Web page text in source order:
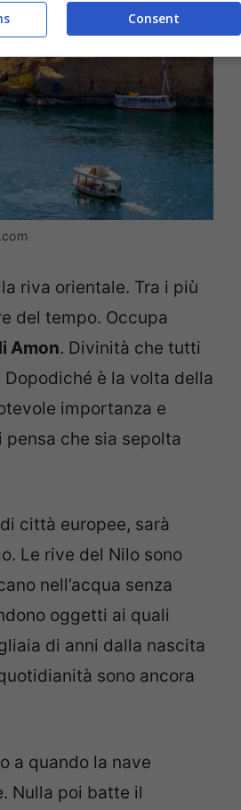
riva orientale. Tra i più
del tempo. Occupa
Amon. Divinità che tutti
Dopodiché è la volta della
importanza e
pensa che sia sepolta
città europee, sarà
Le rive del Nilo sono
nell’acqua senza
oggetti ai quali
di anni dalla nascita
sono ancora
a quando la nave
Nulla poi batte il
Consent